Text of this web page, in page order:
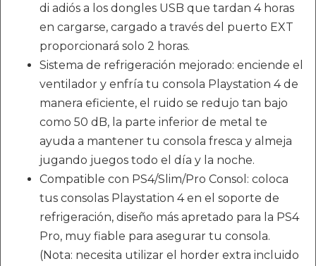
di adiós a los dongles USB que tardan 4 horas
en cargarse, cargado a través del puerto EXT
proporcionará solo 2 horas.
Sistema de refrigeración mejorado: enciende el
ventilador y enfría tu consola Playstation 4 de
manera eficiente, el ruido se redujo tan bajo
como 50 dB, la parte inferior de metal te
ayuda a mantener tu consola fresca y almeja
jugando juegos todo el día y la noche.
Compatible con PS4/Slim/Pro Consol: coloca
tus consolas Playstation 4 en el soporte de
refrigeración, diseño más apretado para la PS4
Pro, muy fiable para asegurar tu consola.
(Nota: necesita utilizar el horder extra incluido